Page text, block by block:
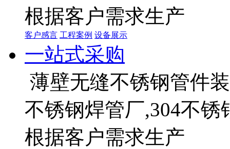
根据客户需求生产
客户感言 工程案例 设备展示
一站式采购
薄壁无缝不锈钢管件
不锈钢焊管厂,304不
根据客户需求生产